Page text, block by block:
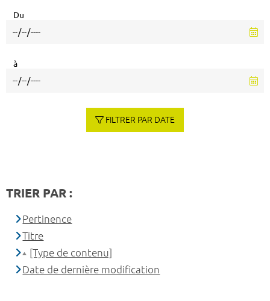
Du
à
FILTRER PAR DATE
TRIER PAR :
Pertinence
Titre
[Type de contenu]
Date de dernière modification